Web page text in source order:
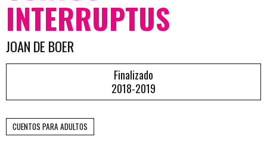
INTERRUPTUS
JOAN DE BOER
Finalizado
2018-2019
CUENTOS PARA ADULTOS